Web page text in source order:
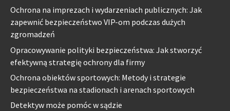
Ochrona na imprezach i wydarzeniach publicznych: Jak
zapewnić bezpieczeństwo VIP-om podczas dużych
zgromadzeń
Opracowywanie polityki bezpieczeństwa: Jak stworzyć
efektywną strategię ochrony dla firmy
Ochrona obiektów sportowych: Metody i strategie
bezpieczeństwa na stadionach i arenach sportowych
Detektyw może pomóc w sądzie